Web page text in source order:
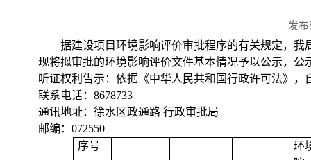
发
据建设项目环境影响评价审批程序的有关规定，我
现将拟审批的环境影响评价文件基本情况予以公示，公
听证权利告示：依据《中华人民共和国行政许可法》
联系电话： 8678733
通讯地址：徐水区政通路 行政审批局
邮编： 072550
序号
环